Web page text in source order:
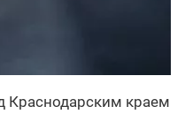
Краснодарским краем